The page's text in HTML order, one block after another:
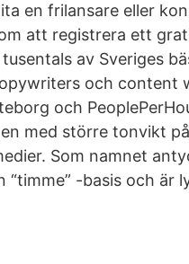
en frilansare eller
att registrera ett
av Sveriges
och content
och
med större tonvikt
Som namnet
“timme” -basis och är